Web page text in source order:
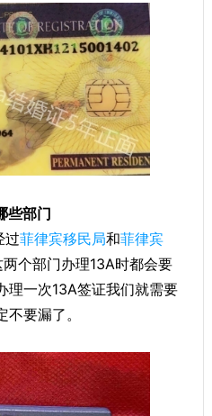
哪些部门
过菲律宾移民局和菲律宾
个部门办理13A时都会要
理一次13A签证我们就需要
要漏了。